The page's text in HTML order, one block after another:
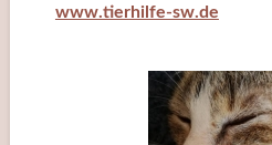
www.tierhilfe-sw.de